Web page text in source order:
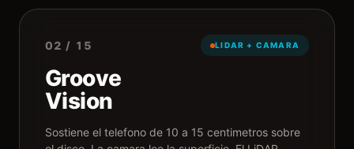
02 / 15 LIDAR + CAMARA
Groove
Vision
Sostiene el telefono de 10 a 15 centimetros sobre